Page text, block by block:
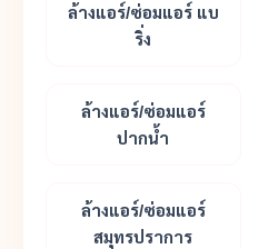
ล้างแอร์/ซ่อมแอร์ แบ
ริ่ง
ล้างแอร์/ซ่อมแอร์
ปากน้ำ
ล้างแอร์/ซ่อมแอร์
สมุทรปราการ